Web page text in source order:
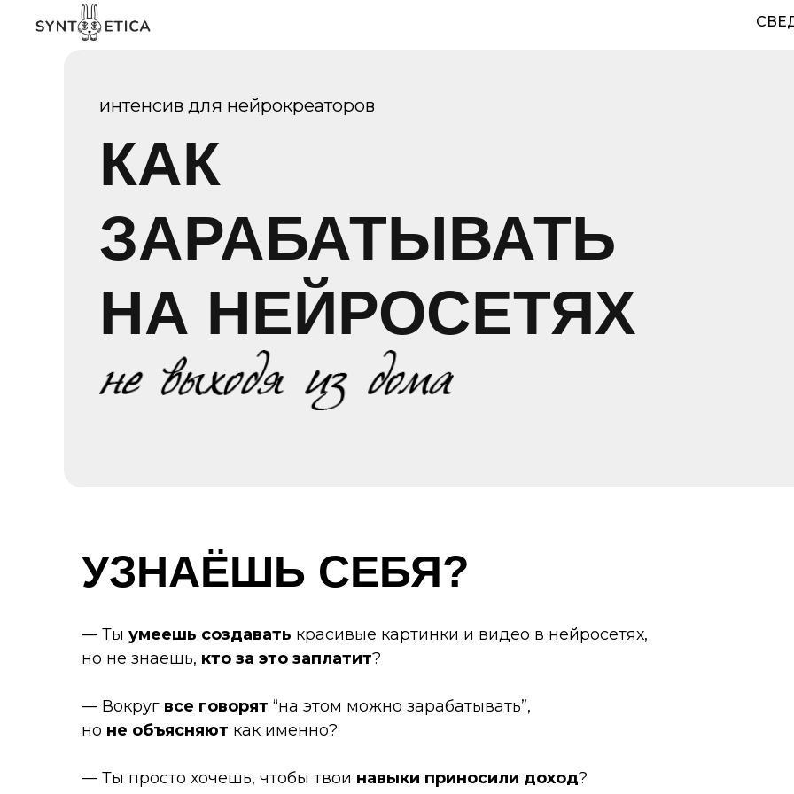
КАК
ЗАРАБАТЫВАТЬ
НА НЕЙРОСЕТЯХ
интенсив для нейрокреаторов
УЗНАЁШЬ СЕБЯ?
— Ты умеешь создавать красивые картинки и видео в нейросетях,
но не знаешь, кто за это заплатит?
— Вокруг все говорят “на этом можно зарабатывать”,
но не объясняют как именно?
— Ты просто хочешь, чтобы твои навыки приносили доход?